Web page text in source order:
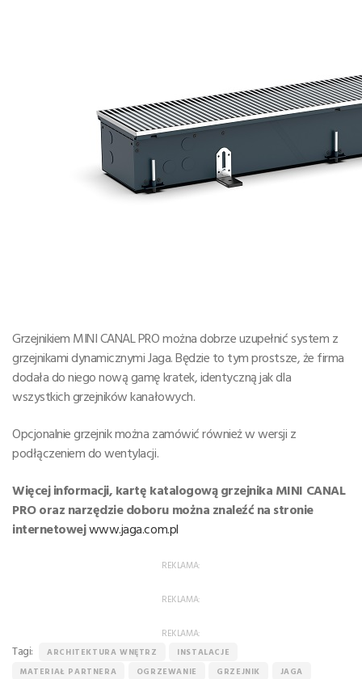
Grzejnikiem MINI CANAL PRO można dobrze uzupełnić system z
grzejnikami dynamicznymi Jaga. Będzie to tym prostsze, że firma
dodała do niego nową gamę kratek, identyczną jak dla
wszystkich grzejników kanałowych.
Opcjonalnie grzejnik można zamówić również w wersji z
podłączeniem do wentylacji.
Więcej informacji, kartę katalogową grzejnika MINI CANAL
PRO oraz narzędzie doboru można znaleźć na stronie
internetowejwww.jaga.com.pl
REKLAMA:
REKLAMA:
REKLAMA:
Tagi: ARCHITEKTURA WNĘTRZ
INSTALACJE
MATERIAŁ PARTNERA
OGRZEWANIE GRZEJNIK JAGA